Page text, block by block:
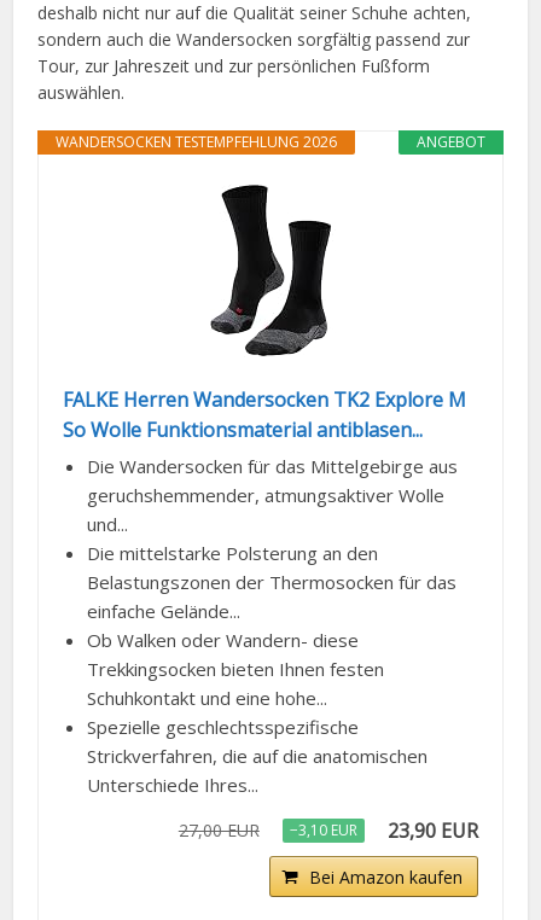
deshalb nicht nur auf die Qualität seiner Schuhe achten,
sondern auch die Wandersocken sorgfältig passend zur
Tour, zur Jahreszeit und zur persönlichen Fußform
auswählen.
ANGEBOT
WANDERSOCKEN TESTEMPFEHLUNG 2026
FALKE Herren Wandersocken TK2 Explore M
So Wolle Funktionsmaterial antiblasen...
Die Wandersocken für das Mittelgebirge aus
geruchshemmender, atmungsaktiver Wolle
und...
Die mittelstarke Polsterung an den
Belastungszonen der Thermosocken für das
einfache Gelände...
Ob Walken oder Wandern- diese
Trekkingsocken bieten Ihnen festen
Schuhkontakt und eine hohe...
Spezielle geschlechtsspezifische
Strickverfahren, die auf die anatomischen
Unterschiede Ihres...
27,00 EUR −3,10 EUR 23,90 EUR
Bei Amazon kaufen